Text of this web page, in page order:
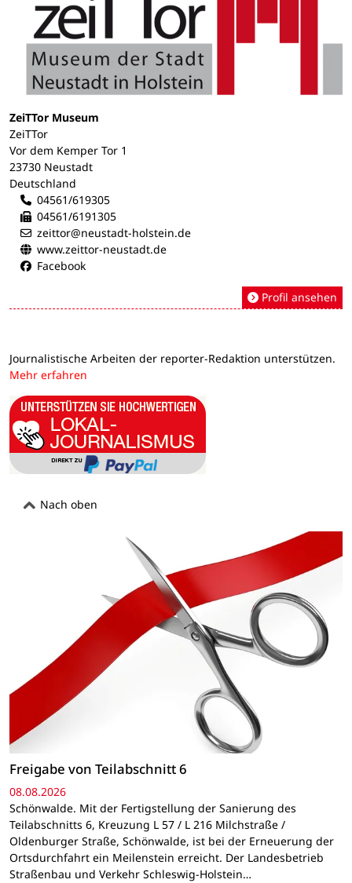
ZeiTTor Museum
ZeiTTor
Vor dem Kemper Tor 1
23730 Neustadt
Deutschland
04561/619305
04561/6191305
zeittor@neustadt-holstein.de
www.zeittor-neustadt.de
Facebook
Profil ansehen
Journalistische Arbeiten der reporter-Redaktion unterstützen.
Mehr erfahren
Nach oben
Freigabe von Teilabschnitt 6
08.08.2026
Schönwalde. Mit der Fertigstellung der Sanierung des
Teilabschnitts 6, Kreuzung L 57 / L 216 Milchstraße /
Oldenburger Straße, Schönwalde, ist bei der Erneuerung der
Ortsdurchfahrt ein Meilenstein erreicht. Der Landesbetrieb
Straßenbau und Verkehr Schleswig-Holstein…